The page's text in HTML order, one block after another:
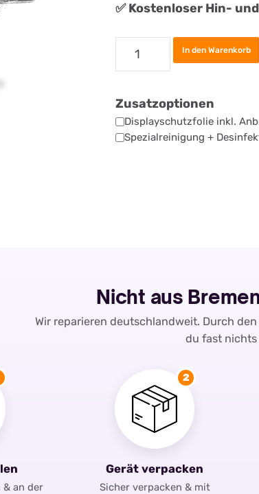
✅ Kostenloser Hin-
Samsung
Galaxy
Akku
Tauschen
In den Warenkorb
Zusatzoptionen
Displayschutzfolie inkl.
Spezialreinigung +
Nicht aus
Wir reparieren deutschlandweit. Durch
du fast
& an der
2
Gerät verpacken
Sicher verpacken & mit